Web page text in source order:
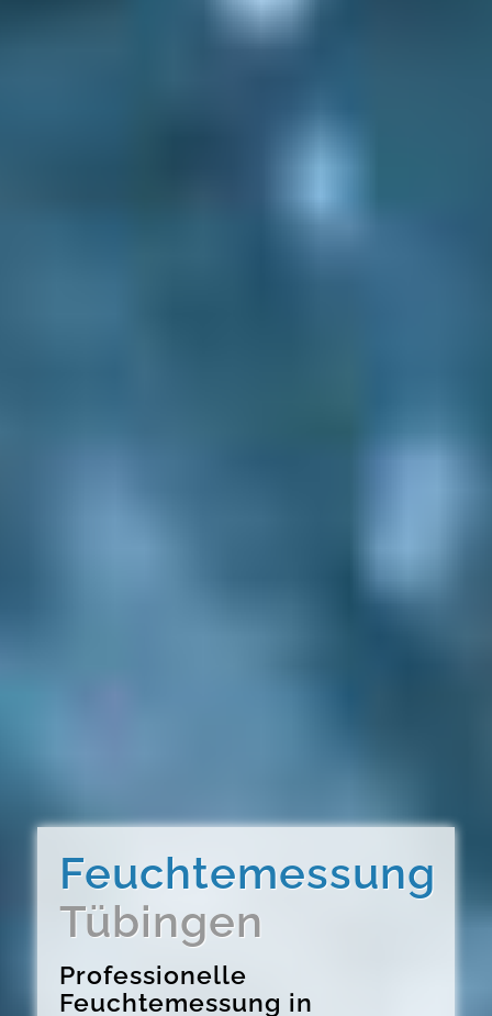
Feuchtemessung
Tübingen
Professionelle
Feuchtemessung in